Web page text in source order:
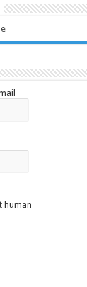
human